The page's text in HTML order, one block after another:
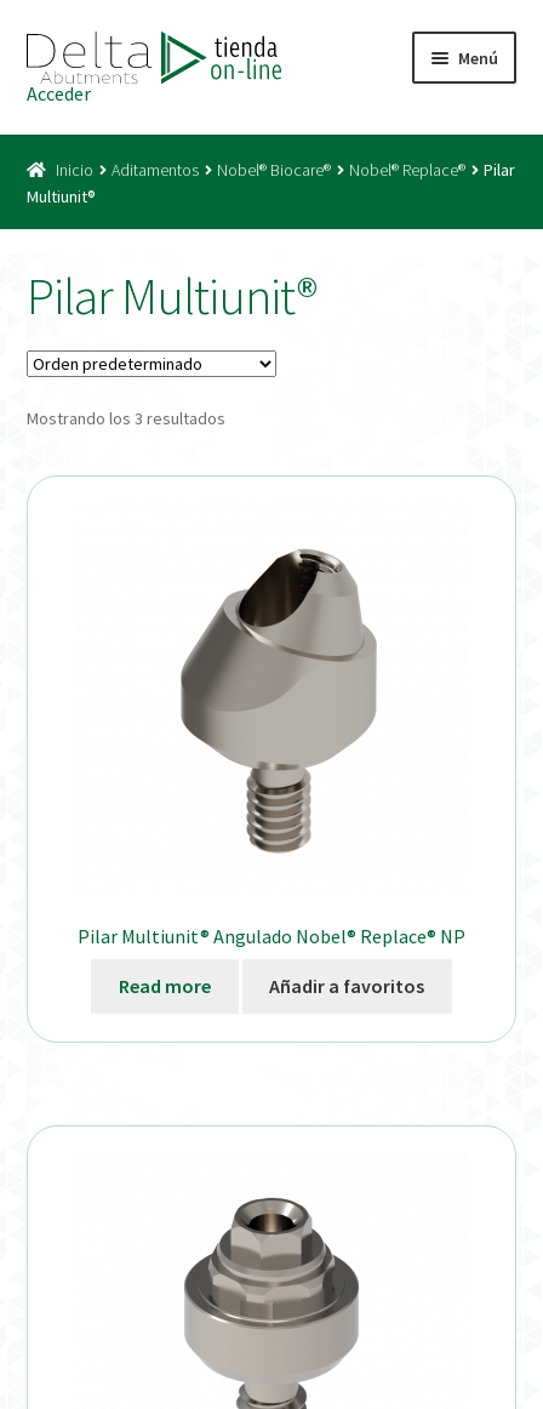
a
la
navegación
al
contenido
Menú
Acceso
Catálogo
Condiciones Bono
Conexiones CAD CAM
Instrucciones de uso
Instrucciones de uso (ESP)
Instructions for Use (ENG)
On-line Store
Productos Favoritos
Verification Required
Welcome to DELTA Abutments | Tienda Online!
Acceder
Inicio Aditamentos Nobel® Biocare® Nobel® Replace®
Pilar
Multiunit®
Pilar Multiunit®
Mostrando los 3 resultados
Pilar Multiunit® Angulado Nobel® Replace® NP
Read more Añadir a favoritos